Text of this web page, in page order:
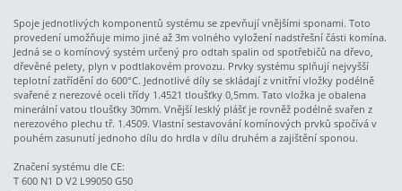
Spoje jednotlivých komponentů systému se zpevňují vnějšími sponami. Toto
provedení umožňuje mimo jiné až 3m volného vyložení nadstřešní části komína.
Jedná se o komínový systém určený pro odtah spalin od spotřebičů na dřevo,
dřevěné pelety, plyn v podtlakovém provozu. Prvky systému splňují nejvyšší
teplotní zatřídění do 600°C. Jednotlivé díly se skládají z vnitřní vložky podélně
svařené z nerezové oceli třídy 1.4521 tloušťky 0,5mm. Tato vložka je obalena
minerální vatou tloušťky 30mm. Vnější lesklý plášť je rovněž podélně svařen z
nerezového plechu tř. 1.4509. Vlastní sestavování komínových prvků spočívá v
pouhém zasunutí jednoho dílu do hrdla v dílu druhém a zajištění sponou.
Značení systému dle CE:
T 600 N1 D V2 L99050 G50